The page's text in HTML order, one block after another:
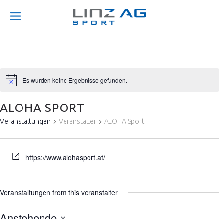
Es wurden keine Ergebnisse gefunden.
ALOHA SPORT
Veranstaltungen Veranstalter ALOHA Sport
https://www.alohasport.at/
Veranstaltungen from this veranstalter